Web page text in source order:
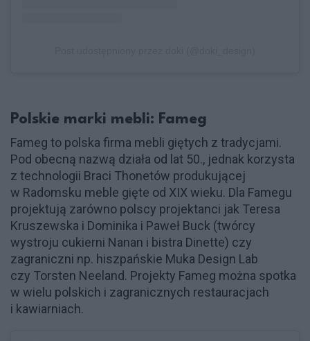
Polskie marki mebli: Fameg
Fameg to polska firma mebli giętych z tradycjami.
Pod obecną nazwą działa od lat 50., jednak korzysta
z technologii Braci Thonetów produkującej
w Radomsku meble gięte od XIX wieku. Dla Famegu
projektują zarówno polscy projektanci jak Teresa
Kruszewska i Dominika i Paweł Buck (twórcy
wystroju cukierni Nanan i bistra Dinette) czy
zagraniczni np. hiszpańskie Muka Design Lab
czy Torsten Neeland. Projekty Fameg można spotka
w wielu polskich i zagranicznych restauracjach
i kawiarniach.